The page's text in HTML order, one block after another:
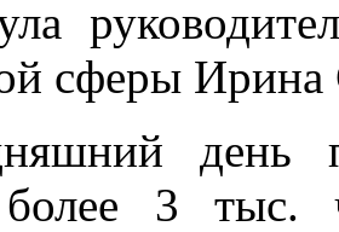
сферы Ирина
более 3 тыс.